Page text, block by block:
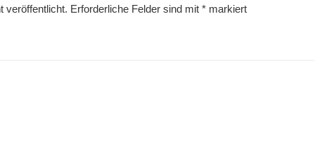
veröffentlicht. Erforderliche Felder sind mit * markiert